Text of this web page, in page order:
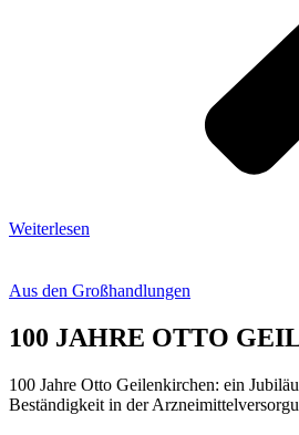
Weiterlesen
Aus den Großhandlungen
100 JAHRE OTTO
100 Jahre Otto Geilenkirchen: ein
Beständigkeit in der